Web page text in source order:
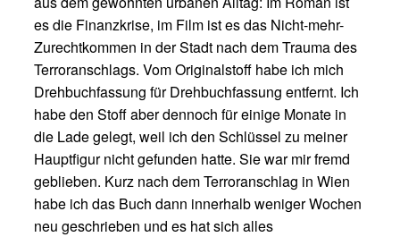
es die Finanzkrise, im Film ist es das Nicht-mehr-
Zurechtkommen in der Stadt nach dem Trauma des
Terroranschlags. Vom Originalstoff habe ich mich
Drehbuchfassung für Drehbuchfassung entfernt. Ich
habe den Stoff aber dennoch für einige Monate in
die Lade gelegt, weil ich den Schlüssel zu meiner
Hauptfigur nicht gefunden hatte. Sie war mir fremd
geblieben. Kurz nach dem Terroranschlag in Wien
habe ich das Buch dann innerhalb weniger Wochen
neu geschrieben und es hat sich alles